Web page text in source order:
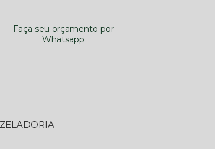
Faça seu orçamento por
Whatsapp
ZELADORIA